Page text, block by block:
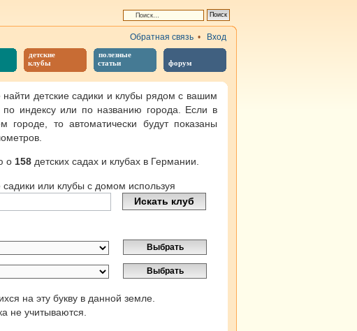
детские
клубы
полезные
статьи
форум
Обратная связь • Вход
детские садики и клубы рядом с вашим
по индексу или по названию города. Если в
то автоматически будут показаны
о 158 детских садах и клубах в Германии.
садики или клубы с домом используя
на эту букву в данной земле.
не учитываются.